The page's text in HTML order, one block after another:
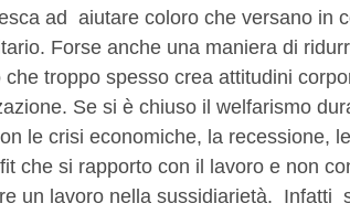
ad  aiutare coloro che versano in
Forse anche una maniera di
troppo spesso crea attitudini
Se si è chiuso il welfarismo
le crisi economiche, la recessione,
che si rapporto con il lavoro e non
un lavoro nella sussidiarietà.  Infatti